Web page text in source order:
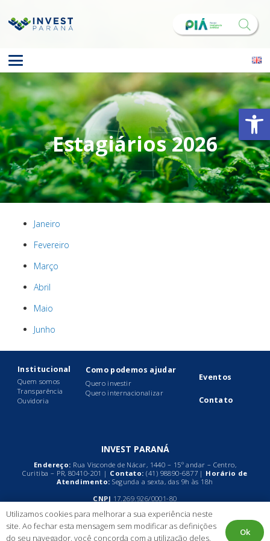
Abrir
Estagiários 2026
Janeiro
Fevereiro
Março
Abril
Maio
Junho
Institucional
Quem somos
Transparência
Ouvidoria
Como podemos ajudar
Quero investir
Quero internacionalizar
Eventos
Contato
INVEST PARANÁ
Endereço: Rua Visconde de Nácar, 1440 – 15º andar – Centro,
Curitiba – PR, 80410-201 | Contato: (41) 98890-6877 | Horário de
Atendimento: Segunda a sexta, das 9h às 18h
CNPJ 17.269.926/0001-80
© 2024 Governo do Estado do Paraná. Todos os direitos reservados.
Utilizamos cookies para melhorar a sua experiência neste
site. Ao fechar esta mensagem sem modificar as definições
do seu navegador, você concorda com a utilização deles.
Ok